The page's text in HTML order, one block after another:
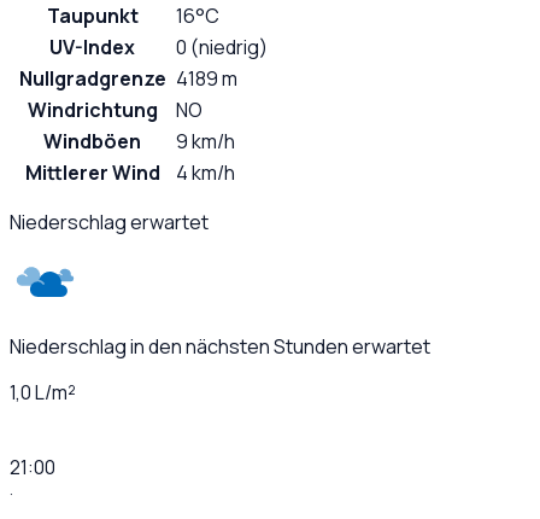
Taupunkt
16°C
UV-Index
0 (niedrig)
Nullgradgrenze 4189 m
Windrichtung
NO
Windböen
9 km/h
Mittlerer Wind
4 km/h
Niederschlag erwartet
Niederschlag in den nächsten Stunden erwartet
1,0 L/m²
21:00
·